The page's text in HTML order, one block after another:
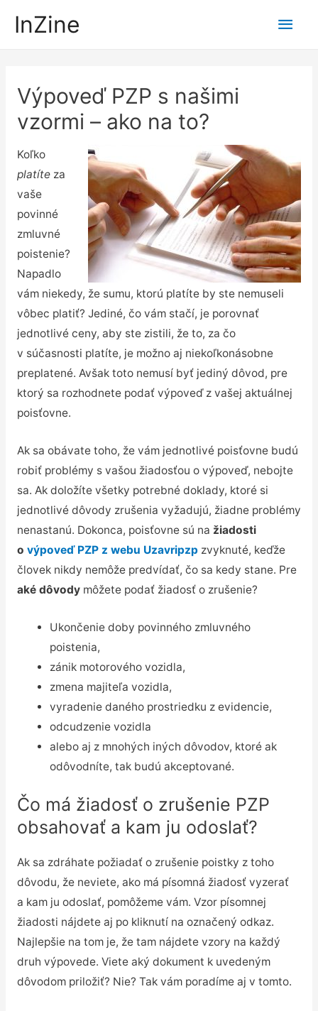
InZine
Výpoveď PZP s našimi
vzormi – ako na to?
Koľko
platíteza
vaše
povinné
zmluvné
poistenie?
Napadlo
vám niekedy, že sumu, ktorú platíte by ste nemuseli
vôbec platiť? Jediné, čo vám stačí, je porovnať
jednotlivé ceny, aby ste zistili, že to, za čo
v súčasnosti platíte, je možno aj niekoľkonásobne
preplatené. Avšak toto nemusí byť jediný dôvod, pre
ktorý sa rozhodnete podať výpoveď z vašej aktuálnej
poisťovne.
Ak sa obávate toho, že vám jednotlivé poisťovne budú
robiť problémy s vašou žiadosťou o výpoveď, nebojte
sa. Ak doložíte všetky potrebné doklady, ktoré si
jednotlivé dôvody zrušenia vyžadujú, žiadne problémy
nenastanú. Dokonca, poisťovne sú na žiadosti
o výpoveď PZP z webu Uzavripzpzvyknuté, keďže
človek nikdy nemôže predvídať, čo sa kedy stane. Pre
aké dôvodymôžete podať žiadosť o zrušenie?
Ukončenie doby povinného zmluvného
poistenia,
zánik motorového vozidla,
zmena majiteľa vozidla,
vyradenie daného prostriedku z evidencie,
odcudzenie vozidla
alebo aj z mnohých iných dôvodov, ktoré ak
odôvodníte, tak budú akceptované.
Čo má žiadosť o zrušenie PZP
obsahovať a kam ju odoslať?
Ak sa zdráhate požiadať o zrušenie poistky z toho
dôvodu, že neviete, ako má písomná žiadosť vyzerať
a kam ju odoslať, pomôžeme vám. Vzor písomnej
žiadosti nájdete aj po kliknutí na označený odkaz.
Najlepšie na tom je, že tam nájdete vzory na každý
druh výpovede. Viete aký dokument k uvedeným
dôvodom priložiť? Nie? Tak vám poradíme aj v tomto.